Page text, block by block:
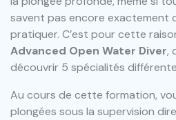
savent pas encore exactement
pratiquer. C’est pour cette
Advanced Open Water Diver,
découvrir 5 spécialités
Au cours de cette formation,
plongées sous la supervision